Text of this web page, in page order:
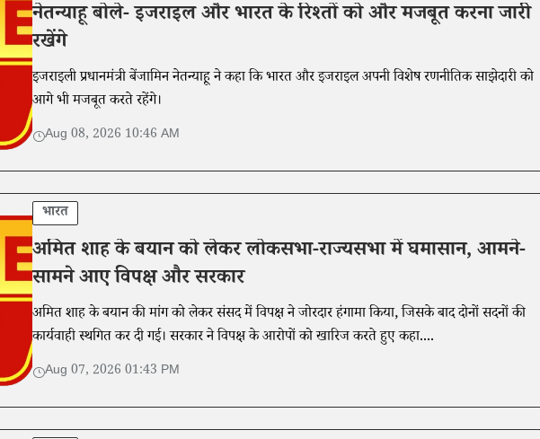
नेतन्याहू बोले- इजराइल और भारत के रिश्तों को और मजबूत करना जारी
रखेंगे
इजराइली प्रधानमंत्री बेंजामिन नेतन्याहू ने कहा कि भारत और इजराइल अपनी विशेष रणनीतिक साझेदारी को
आगे भी मजबूत करते रहेंगे।
Aug 08, 2026 10:46 AM
भारत
अमित शाह के बयान को लेकर लोकसभा-राज्यसभा में घमासान, आमने-
सामने आए विपक्ष और सरकार
अमित शाह के बयान की मांग को लेकर संसद में विपक्ष ने जोरदार हंगामा किया, जिसके बाद दोनों सदनों की
कार्यवाही स्थगित कर दी गई। सरकार ने विपक्ष के आरोपों को खारिज करते हुए कहा....
Aug 07, 2026 01:43 PM